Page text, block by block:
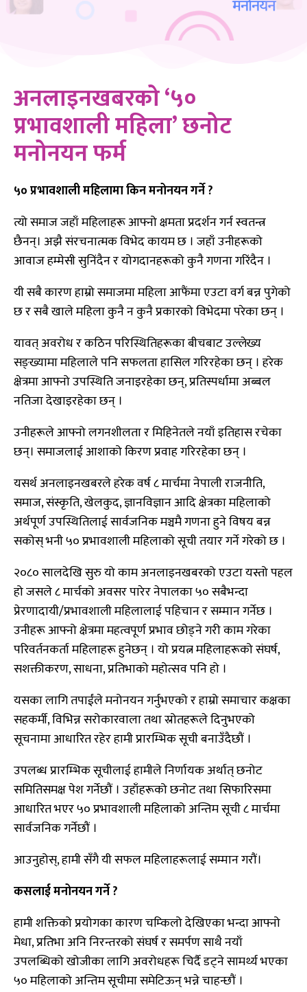
अनलाइनखबरको ‘५०
प्रभावशाली महिला’ छनोट
मनोनयन फर्म
५० प्रभावशाली महिलामा किन मनोनयन गर्ने ?
त्यो समाज जहाँ महिलाहरू आफ्नो क्षमता प्रदर्शन गर्न स्वतन्त्र
छैनन्। अझै संरचनात्मक विभेद कायम छ । जहाँ उनीहरूको
आवाज हम्मेसी सुनिंदैन र योगदानहरूको कुनै गणना गरिंदैन ।
यी सबै कारण हाम्रो समाजमा महिला आफैंमा एउटा वर्ग बन्न पुगेको
छ र सबै खाले महिला कुनै न कुनै प्रकारको विभेदमा परेका छन् ।
यावत् अवरोध र कठिन परिस्थितिहरूका बीचबाट उल्लेख्य
सङ्ख्यामा महिलाले पनि सफलता हासिल गरिरहेका छन् । हरेक
क्षेत्रमा आफ्नो उपस्थिति जनाइरहेका छन्, प्रतिस्पर्धामा अब्बल
नतिजा देखाइरहेका छन् ।
उनीहरूले आफ्नो लगनशीलता र मिहिनेतले नयाँ इतिहास रचेका
छन्। समाजलाई आशाको किरण प्रवाह गरिरहेका छन् ।
यसर्थ अनलाइनखबरले हरेक वर्ष ८ मार्चमा नेपाली राजनीति,
समाज, संस्कृति, खेलकुद, ज्ञानविज्ञान आदि क्षेत्रका महिलाको
अर्थपूर्ण उपस्थितिलाई सार्वजनिक मञ्चमै गणना हुने विषय बन्न
सकोस् भनी ५० प्रभावशाली महिलाको सूची तयार गर्ने गरेको छ ।
२०८० सालदेखि सुरु यो काम अनलाइनखबरको एउटा यस्तो पहल
हो जसले ८ मार्चको अवसर पारेर नेपालका ५० सबैभन्दा
प्रेरणादायी/प्रभावशाली महिलालाई पहिचान र सम्मान गर्नेछ ।
उनीहरू आफ्नो क्षेत्रमा महत्वपूर्ण प्रभाव छोड्ने गरी काम गरेका
परिवर्तनकर्ता महिलाहरू हुनेछन् । यो प्रयत्न महिलाहरूको संघर्ष,
सशक्तीकरण, साधना, प्रतिभाको महोत्सव पनि हो ।
यसका लागि तपाईंले मनोनयन गर्नुभएको र हाम्रो समाचार कक्षका
सहकर्मी, विभिन्न सरोकारवाला तथा स्रोतहरूले दिनुभएको
सूचनामा आधारित रहेर हामी प्रारम्भिक सूची बनाउँदैछौं ।
उपलब्ध प्रारम्भिक सूचीलाई हामीले निर्णायक अर्थात् छनोट
समितिसमक्ष पेश गर्नेछौं । उहाँहरूको छनोट तथा सिफारिसमा
आधारित भएर ५० प्रभावशाली महिलाको अन्तिम सूची ८ मार्चमा
सार्वजनिक गर्नेछौं ।
आउनुहोस्, हामी सँगै यी सफल महिलाहरूलाई सम्मान गरौं।
कसलाई मनोनयन गर्ने ?
हामी शक्तिको प्रयोगका कारण चम्किलो देखिएका भन्दा आफ्नो
मेधा, प्रतिभा अनि निरन्तरको संघर्ष र समर्पण साथै नयाँ
उपलब्धिको खोजीका लागि अवरोधहरू चिर्दै डट्ने सामर्थ्य भएका
५० महिलाको अन्तिम सूचीमा समेटिऊन् भन्ने चाहन्छौं ।